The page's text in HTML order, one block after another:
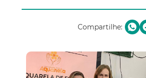
Compartilhe: